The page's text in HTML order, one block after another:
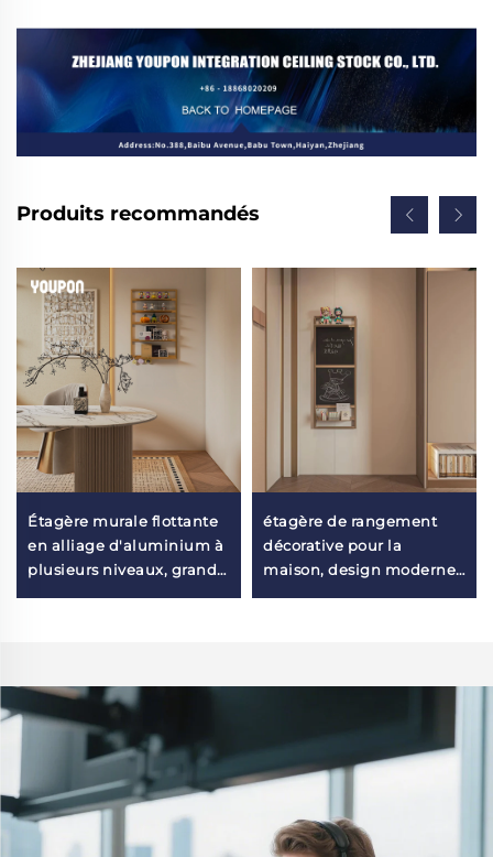
Produits recommandés
Étagère murale flottante
en alliage d'aluminium à
plusieurs niveaux, grande
étagère de rangement
décorative pour la
maison, design moderne